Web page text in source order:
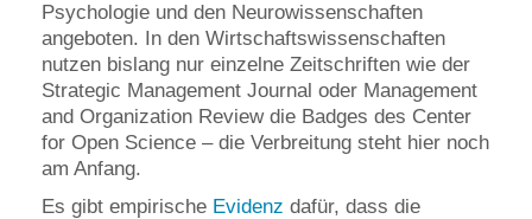
Psychologie und den Neurowissenschaften
angeboten. In den Wirtschaftswissenschaften
nutzen bislang nur einzelne Zeitschriften wie der
Strategic Management Journal oder Management
and Organization Review die Badges des Center
for Open Science – die Verbreitung steht hier noch
am Anfang.
Es gibt empirische Evidenz dafür, dass die